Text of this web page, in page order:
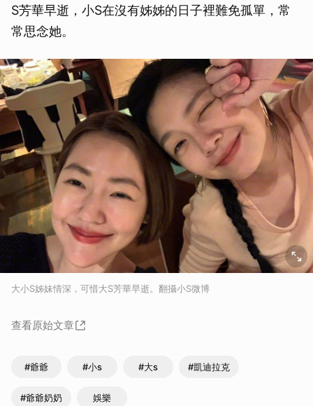
S芳華早逝，小S在沒有姊姊的日子裡難免孤單，常
常思念她。
大小S姊妹情深，可惜大S芳華早逝。翻攝小S微博
查看原始文章
#爺爺 #小s #大s #凱迪拉克
#爺爺奶奶 娛樂